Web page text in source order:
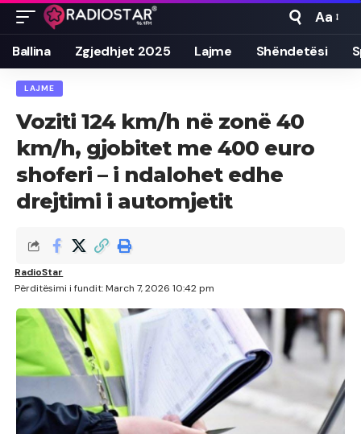
Font
Resizer
Aa
Ballina Zgjedhjet 2025 Lajme Shëndetësi
LAJME
Voziti 124 km/h në zonë 40
km/h, gjobitet me 400 euro
shoferi – i ndalohet edhe
drejtimi i automjetit
Përditësimi i fundit: March 7, 2026 10:42 pm
RadioStar